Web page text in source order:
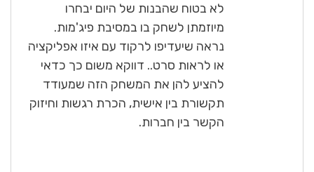
לא בטוח שהבנות של היום יבחרו
מיוזמתן לשחק בו במסיבת פיג'מות.
נראה שיעדיפו לרקוד עם איזו אפליקציה
או לראות סרט.. דווקא משום כך כדאי
להציע להן את המשחק הזה שמעודד
תקשורת בין אישית, הכרת רגשות וחיזוק
הקשר בין חברות.